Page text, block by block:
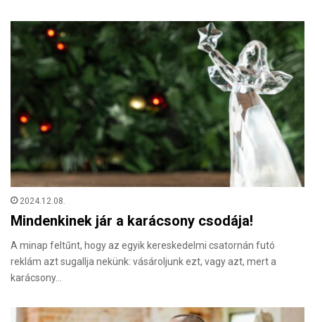
2024.12.08.
Mindenkinek jár a karácsony csodája!
A minap feltűnt, hogy az egyik kereskedelmi csatornán futó
reklám azt sugallja nekünk: vásároljunk ezt, vagy azt, mert a
karácsony…